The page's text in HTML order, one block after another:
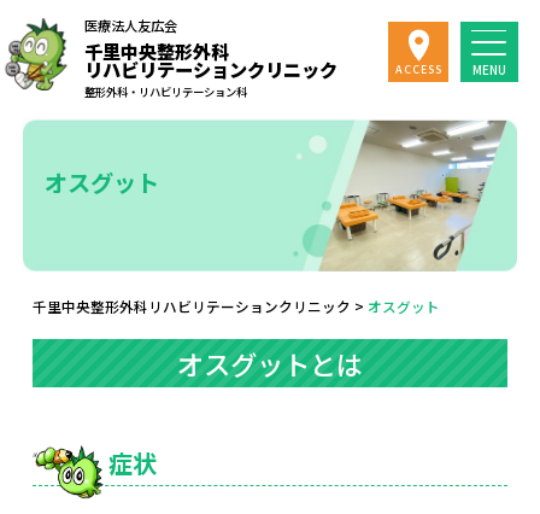
医療法人友広会
千里中央整形外科
リハビリテーションクリニック
整形外科・リハビリテーション科
ACCESS MENU
オスグット
千里中央整形外科リハビリテーションクリニック > オスグット
オスグットとは
症状